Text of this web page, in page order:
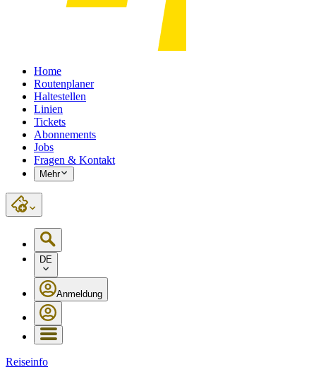
Home
Routenplaner
Haltestellen
Linien
Tickets
Abonnements
Jobs
Fragen & Kontakt
Mehr
DE
Anmeldung
Reiseinfo